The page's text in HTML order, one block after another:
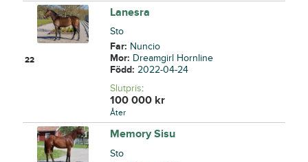
22
Lanesra
Sto
Far: Nuncio
Mor: Dreamgirl Hornline
Född:2022-04-24
Slutpris:
100 000 kr
Åter
Memory Sisu
Sto